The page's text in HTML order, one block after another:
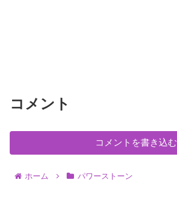
コメント
コメントを書き込む
ホーム パワーストーン